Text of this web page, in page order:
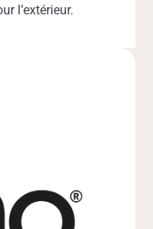
l’extérieur.